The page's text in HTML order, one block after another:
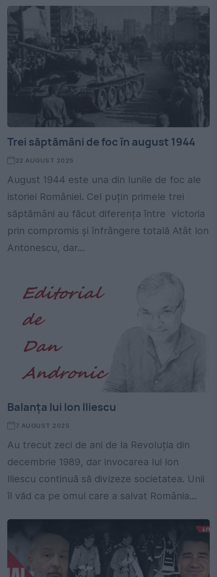
Trei săptămâni de foc în august 1944
22 AUGUST 2025
August 1944 este una din lunile de foc ale
istoriei României. Cel puțin primele trei
săptămâni au făcut diferența între victoria
prin compromis și înfrângere totală Atât Ion
Antonescu, dar...
Balanța lui Ion Iliescu
7 AUGUST 2025
Au trecut zeci de ani de la Revoluția din
decembrie 1989, dar invocarea lui Ion
Iliescu continuă să divizeze societatea. Unii
îl văd ca pe omul care a salvat România...